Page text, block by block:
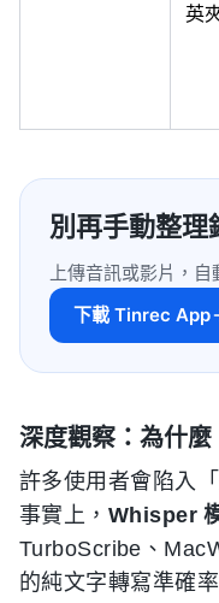
英
別再手動整理
上傳音訊或影片，
下載 Tinrec App
深度觀察：為什
許多使用者會陷入
事實上， Whisper
TurboScribe、
的純文字轉寫準確